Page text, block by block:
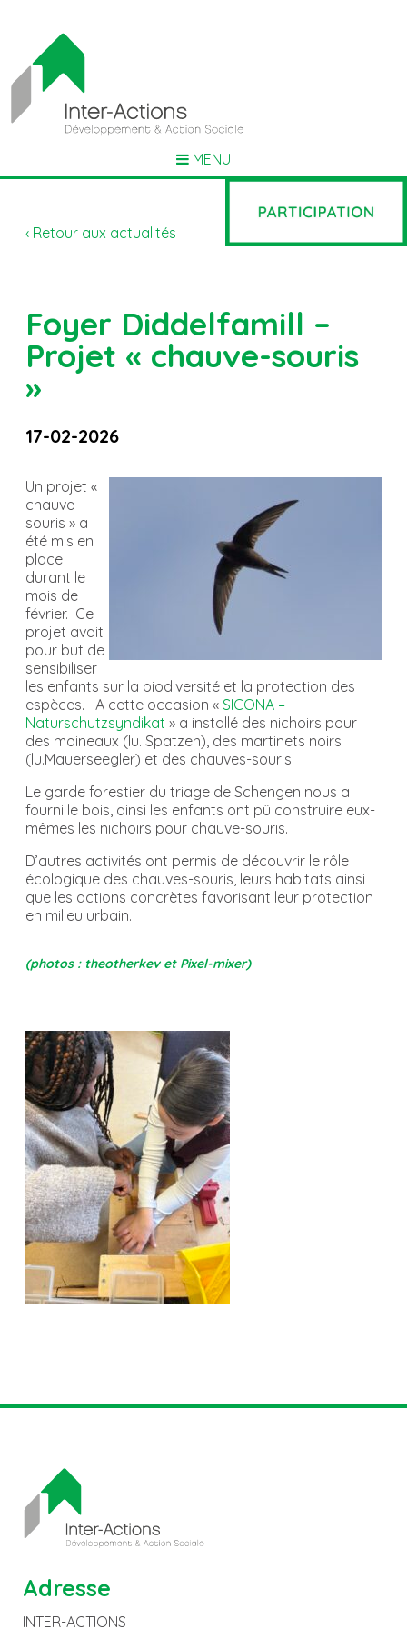
MENU
‹ Retour aux actualités
Foyer Diddelfamill –
Projet « chauve-souris
»
17-02-2026
Un projet «
chauve-
souris » a
été mis en
place
durant le
mois de
février. Ce
projet avait
pour but de
sensibiliser
les enfants sur la biodiversité et la protection des
espèces. A cette occasion « SICONA –
Naturschutzsyndikat » a installé des nichoirs pour
des moineaux (lu. Spatzen), des martinets noirs
(lu.Mauerseegler) et des chauves-souris.
Le garde forestier du triage de Schengen nous a
fourni le bois, ainsi les enfants ont pû construire eux-
mêmes les nichoirs pour chauve-souris.
D’autres activités ont permis de découvrir le rôle
écologique des chauves-souris, leurs habitats ainsi
que les actions concrètes favorisant leur protection
en milieu urbain.
(photos : theotherkev et Pixel-mixer)
Adresse
INTER-ACTIONS